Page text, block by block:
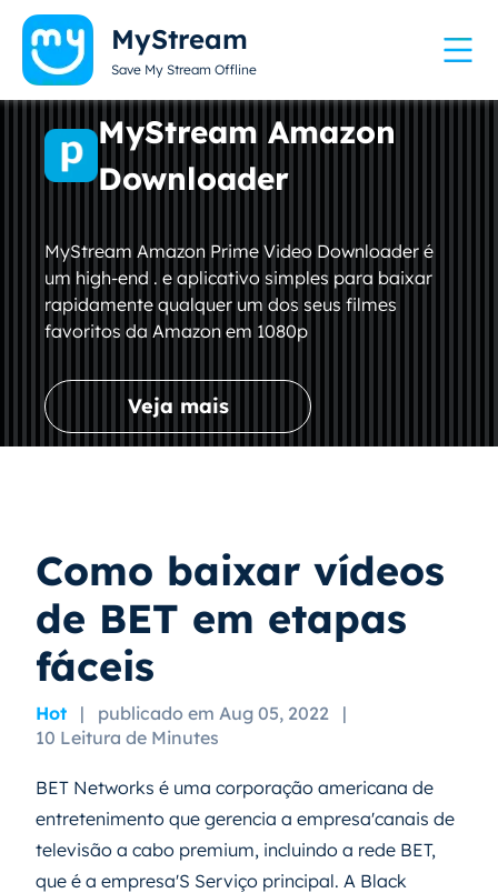
MyStream
Save My Stream Offline
MyStream Amazon
Downloader
MyStream Amazon Prime Video Downloader é
um high-end . e aplicativo simples para baixar
rapidamente qualquer um dos seus filmes
favoritos da Amazon em 1080p
Veja mais
Como baixar vídeos
de BET em etapas
fáceis
Hot | publicado em Aug 05, 2022
|
10 Leitura de Minutes
BET Networks é uma corporação americana de
entretenimento que gerencia a empresa'canais de
televisão a cabo premium, incluindo a rede BET,
que é a empresa'S Serviço principal. A Black